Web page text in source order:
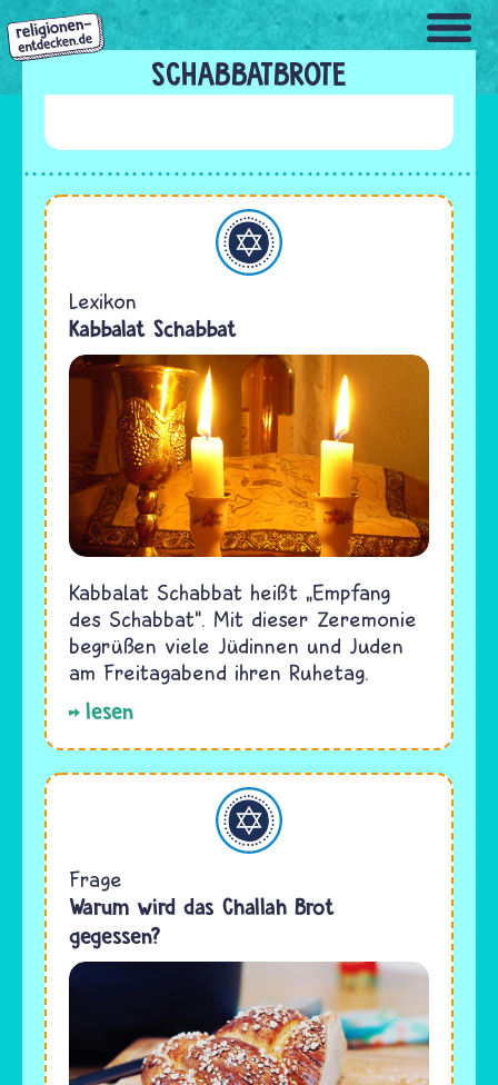
Direkt
zum
Inhalt
SCHABBATBROTE
Judentum
Lexikon
Kabbalat Schabbat
Kabbalat Schabbat heißt „Empfang
des Schabbat“. Mit dieser Zeremonie
begrüßen viele Jüdinnen und Juden
am Freitagabend ihren Ruhetag.
lesen
Judentum
Frage
Warum wird das Challah Brot
gegessen?